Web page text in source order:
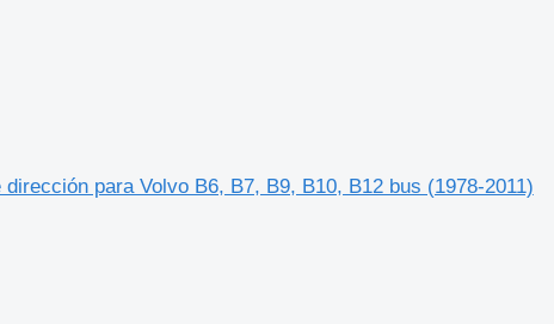
para Volvo B6, B7, B9, B10, B12 bus (1978-2011)